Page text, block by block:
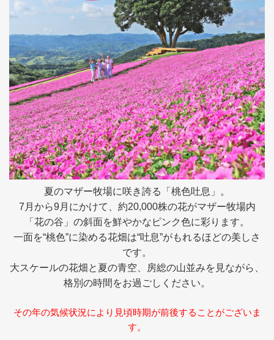
採用情報
閉じる
夏のマザー牧場に咲き誇る「桃色吐息」。
7月から9月にかけて、約20,000株の花がマザー牧場内
「花の谷」の斜面を鮮やかなピンク色に彩ります。
一面を“桃色”に染める花畑は“吐息”がもれるほどの美しさ
です。
大スケールの花畑と夏の青空、房総の山並みを見ながら、
格別の時間をお過ごしください。
その年の気候状況により見頃時期が前後することがございま
す。